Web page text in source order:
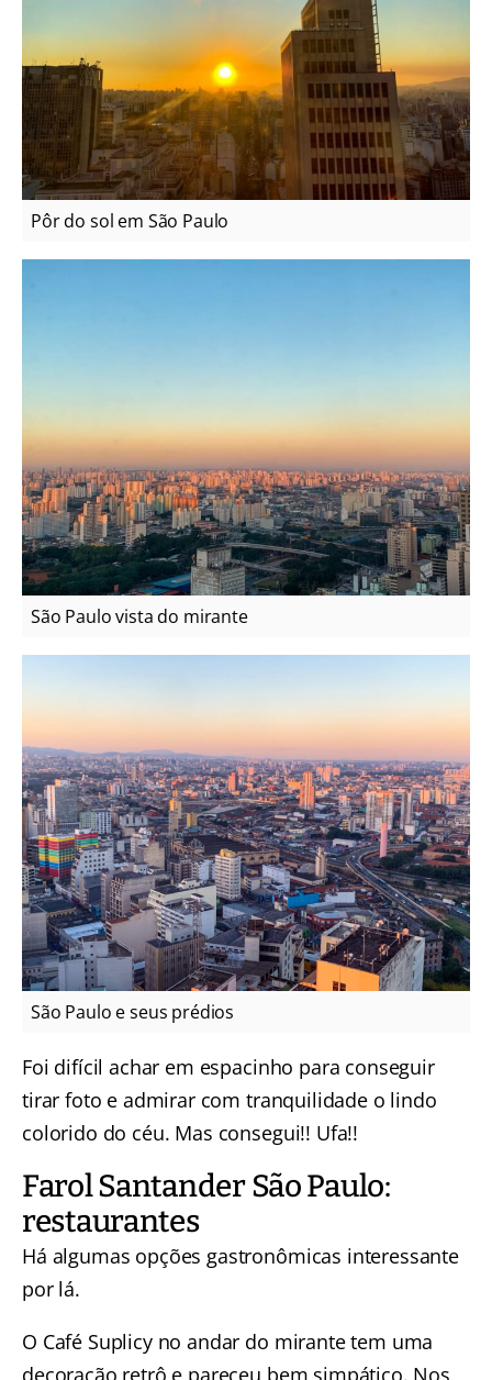
Pôr do sol em São Paulo
São Paulo vista do mirante
São Paulo e seus prédios
Foi difícil achar em espacinho para conseguir
tirar foto e admirar com tranquilidade o lindo
colorido do céu. Mas consegui!! Ufa!!
Farol Santander São Paulo:
restaurantes
Há algumas opções gastronômicas interessante
por lá.
O Café Suplicy no andar do mirante tem uma
decoração retrô e pareceu bem simpático. Nos